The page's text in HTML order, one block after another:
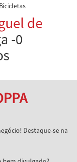
de
-0
Destaque-se na